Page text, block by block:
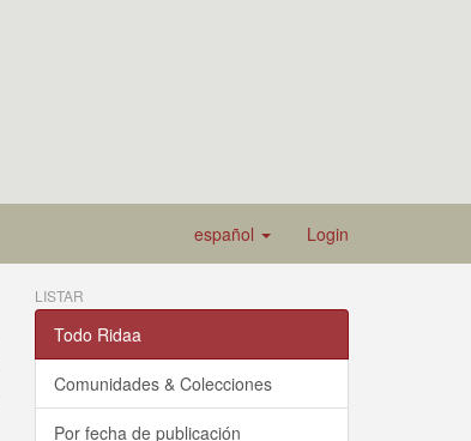
español Login
LISTAR
Todo Ridaa
Comunidades & Colecciones
Por fecha de publicación